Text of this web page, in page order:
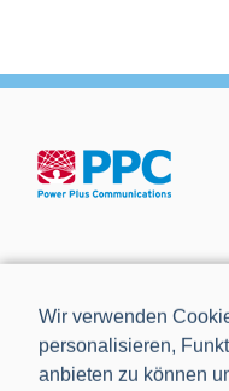
Wir verwenden
personalisieren,
anbieten zu können
Gateways und
der Energiewende.